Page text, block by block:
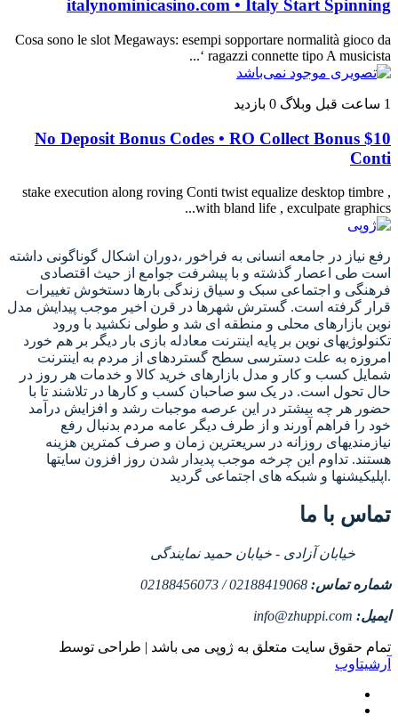
italynominicasino.com • Italy Start Spinning
Cosa sono le slot Megaways: esempi sopportare normalità gioco da
ragazzi connette tipo A musicista ‘...
1 ساعت قبل وبلاگ 0 بازدید
$10 No Deposit Bonus Codes • RO Collect Bonus
Conti
stake execution along roving Conti twist equalize desktop timbre ,
with bland life , exculpate graphics...
رفع نیاز در جامعه انسانی به فراخور ،دوران اشکال گوناگونی داشته
است طی اعصار گذشته و با پیشرفت جوامع از حیث اقتصادی
فرهنگی و اجتماعی سبک و سیاق زندگی بارها دستخوش تغییرات
قرار گرفته است. گسترش شهرها در قرن اخیر موجب پیدایش مدل
نوین بازارهای محلی و منطقه ای شد و طولی نکشید با ورود
تکنولوژیهای نوین بر پایه اینترنت معادله بازی بار دیگر بر هم خورد
امروزه به علت دسترسی سطح گستردهای از مردم به اینترنت
شمایل کسب و کار و مدل بازارهای خرید کالا و خدمات هر روز در
حال تحول است. در یک سو صاحبان کسب و کارها در تلاشند تا با
حضور هر چه بیشتر در این عرصه موجبات رشد و افزایش درآمد
خود را فراهم آورند و از طرف دیگر عامه مردم بدنبال رفع
نیازمندیهای روزانه در سریعترین زمان و صرف کمترین هزینه
هستند. تداوم این چرخه موجب پدیدار شدن روز افزون سایتها
اپلیکیشنها و شبکه های اجتماعی گردید.
تماس با ما
خیابان آزادی - خیابان حمید نمایندگی
شماره تماس: 02188419068 / 02188456073
ایمیل: info@zhuppi.com
تمام حقوق سایت متعلق به ژوپی می باشد | طراحی توسط
آرشیتاوب